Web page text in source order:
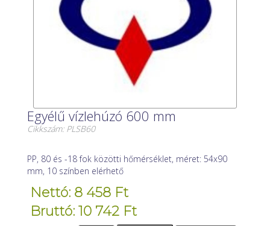
Egyélű vízlehúzó 600 mm
Cikkszám: PLSB60
PP, 80 és -18 fok közötti hőmérséklet, méret: 54x90
mm, 10 színben elérhető
Nettó: 8 458 Ft
Bruttó: 10 742 Ft